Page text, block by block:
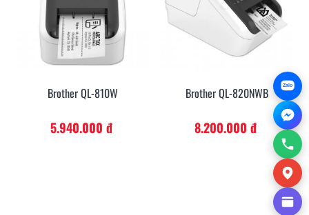
Brother QL-810W
5.940.000 đ
Brother QL-820NWB
8.200.000 đ
Zalo